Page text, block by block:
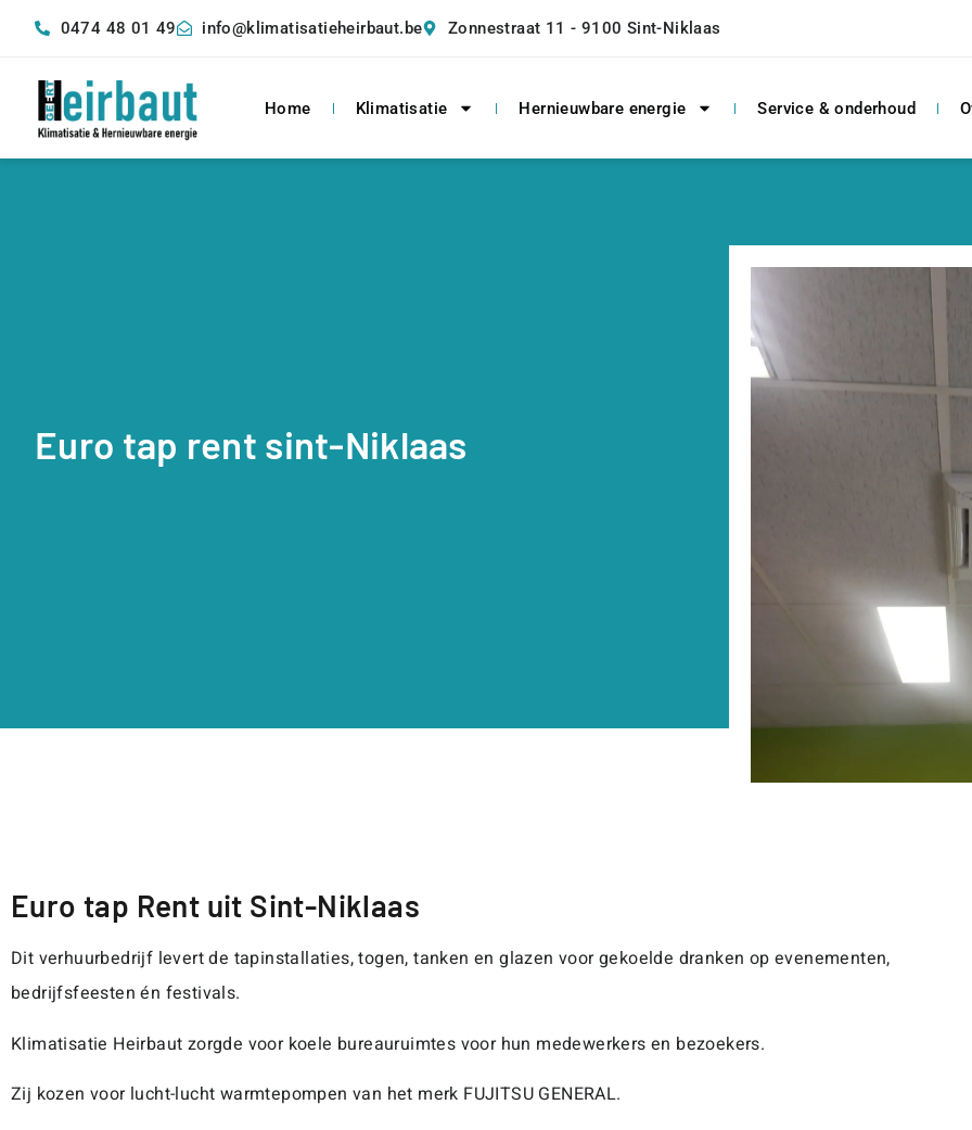
0474 48 01 49 info@klimatisatieheirbaut.be Zonnestraat 11 - 9100 Sint-Niklaas
Home Klimatisatie Hernieuwbare energie Service & onderhoud
Euro tap rent sint-Niklaas
Euro tap Rent uit Sint-Niklaas
Dit verhuurbedrijf levert de tapinstallaties, togen, tanken en glazen voor gekoelde dranken op evenementen,
bedrijfsfeesten én festivals.
Klimatisatie Heirbaut zorgde voor koele bureauruimtes voor hun medewerkers en bezoekers.
Zij kozen voor lucht-lucht warmtepompen van het merk FUJITSU GENERAL.